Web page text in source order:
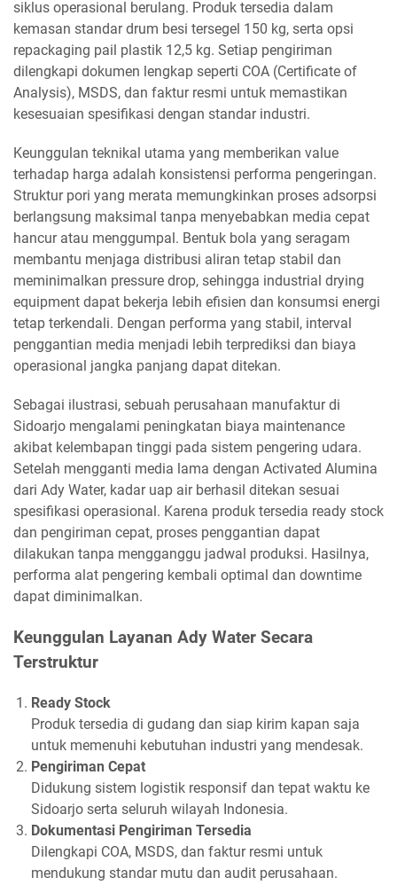
siklus operasional berulang. Produk tersedia dalam
kemasan standar drum besi tersegel 150 kg, serta opsi
repackaging pail plastik 12,5 kg. Setiap pengiriman
dilengkapi dokumen lengkap seperti COA (Certificate of
Analysis), MSDS, dan faktur resmi untuk memastikan
kesesuaian spesifikasi dengan standar industri.
Keunggulan teknikal utama yang memberikan value
terhadap harga adalah konsistensi performa pengeringan.
Struktur pori yang merata memungkinkan proses adsorpsi
berlangsung maksimal tanpa menyebabkan media cepat
hancur atau menggumpal. Bentuk bola yang seragam
membantu menjaga distribusi aliran tetap stabil dan
meminimalkan pressure drop, sehingga industrial drying
equipment dapat bekerja lebih efisien dan konsumsi energi
tetap terkendali. Dengan performa yang stabil, interval
penggantian media menjadi lebih terprediksi dan biaya
operasional jangka panjang dapat ditekan.
Sebagai ilustrasi, sebuah perusahaan manufaktur di
Sidoarjo mengalami peningkatan biaya maintenance
akibat kelembapan tinggi pada sistem pengering udara.
Setelah mengganti media lama dengan Activated Alumina
dari Ady Water, kadar uap air berhasil ditekan sesuai
spesifikasi operasional. Karena produk tersedia ready stock
dan pengiriman cepat, proses penggantian dapat
dilakukan tanpa mengganggu jadwal produksi. Hasilnya,
performa alat pengering kembali optimal dan downtime
dapat diminimalkan.
Keunggulan Layanan Ady Water Secara
Terstruktur
Ready Stock
Produk tersedia di gudang dan siap kirim kapan saja
untuk memenuhi kebutuhan industri yang mendesak.
Pengiriman Cepat
Didukung sistem logistik responsif dan tepat waktu ke
Sidoarjo serta seluruh wilayah Indonesia.
Dokumentasi Pengiriman Tersedia
Dilengkapi COA, MSDS, dan faktur resmi untuk
mendukung standar mutu dan audit perusahaan.